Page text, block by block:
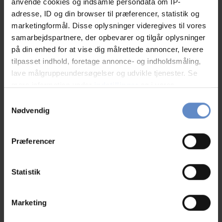
anvende cookies og indsamle persondata om IP-
adresse, ID og din browser til præferencer, statistik og
marketingformål. Disse oplysninger videregives til vores
samarbejdspartnere, der opbevarer og tilgår oplysninger
på din enhed for at vise dig målrettede annoncer, levere
tilpasset indhold, foretage annonce- og indholdsmåling,
lave målgruppeundersøgelser og udvikle tjenester. Se
tilbage eller ændre indstillinger fra vores
"Cookiedeklaration", eller ved at trykke på "Privacy
Indsamle præcise oplysninger om din placering,
Identificere din enhed baseret på en scanning af
dens unikke karakteristika (fingerprinting)
Nødvendig
Præferencer
Statistik
Marketing
Gæstekøkken
Handicap venligt
Hytter